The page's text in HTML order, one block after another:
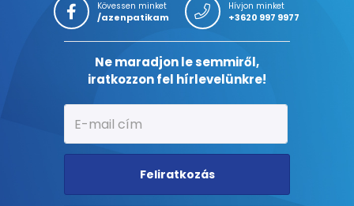
Kövessen minket
/azenpatikam
Hívjon minket
+3620 997 9977
Ne maradjon le semmiről,
iratkozzon fel hírlevelünkre!
Feliratkozás